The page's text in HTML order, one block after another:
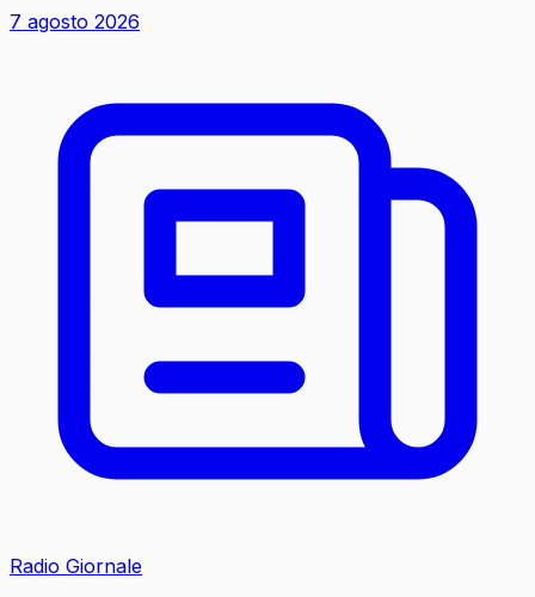
7 agosto 2026
Radio Giornale